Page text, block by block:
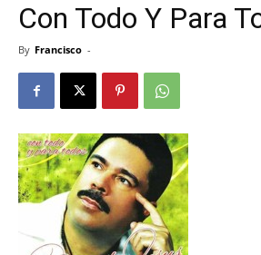
Con Todo Y Para
By Francisco -